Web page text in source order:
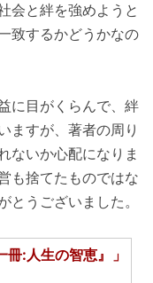
会と絆を強めようと
致するかどうかなの
に目がくらんで、絆
ますが、著者の周り
ないか心配になりま
も捨てたものではな
とうございました。
:人生の智恵』」